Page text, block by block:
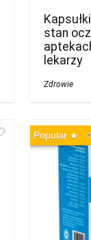
stan
lekarzy
Zdrowie
Popular